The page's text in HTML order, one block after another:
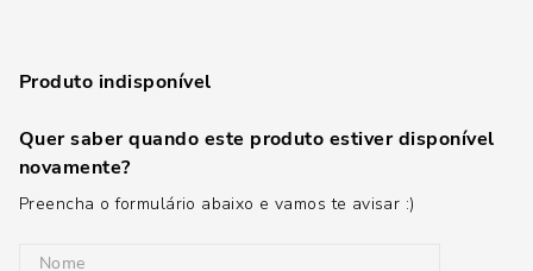
Produto indisponível
Quer saber quando este produto estiver disponível
novamente?
Preencha o formulário abaixo e vamos te avisar :)